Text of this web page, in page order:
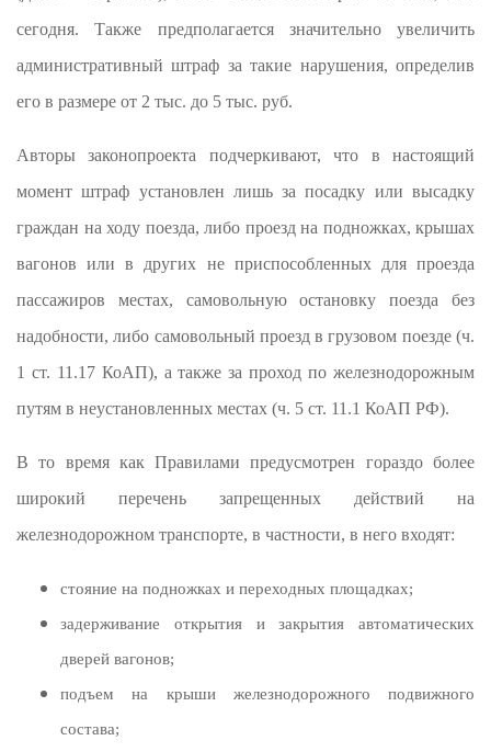
сегодня. Также предполагается значительно увеличить
административный штраф за такие нарушения, определив
его в размере от 2 тыс. до 5 тыс. руб.
Авторы законопроекта подчеркивают, что в настоящий
момент штраф установлен лишь за посадку или высадку
граждан на ходу поезда, либо проезд на подножках, крышах
вагонов или в других не приспособленных для проезда
пассажиров местах, самовольную остановку поезда без
надобности, либо самовольный проезд в грузовом поезде (ч.
1 ст. 11.17 КоАП), а также за проход по железнодорожным
путям в неустановленных местах (ч. 5 ст. 11.1 КоАП РФ).
В то время как Правилами предусмотрен гораздо более
широкий перечень запрещенных действий на
железнодорожном транспорте, в частности, в него входят:
стояние на подножках и переходных площадках;
задерживание открытия и закрытия автоматических
дверей вагонов;
подъем на крыши железнодорожного подвижного
состава;